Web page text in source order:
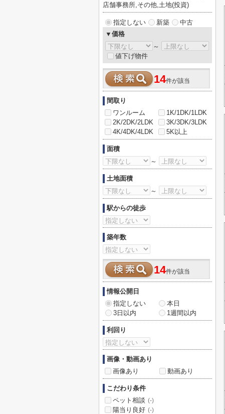
店舗事務所,その他,土地(投資)
指定しない 新築
中古
▼価格
～
値下げ物件
14件が該当
間取り
ワンルーム
1K/1DK/1LDK
2K/2DK/2LDK
3K/3DK/3LDK
4K/4DK/4LDK
5K以上
面積
～
土地面積
～
駅からの徒歩
築年数
14件が該当
情報公開日
指定しない
本日
3日以内
1週間以内
利回り
画像・動画あり
画像あり
動画あり
こだわり条件
ペット相談 (-)
陽当り良好 (-)